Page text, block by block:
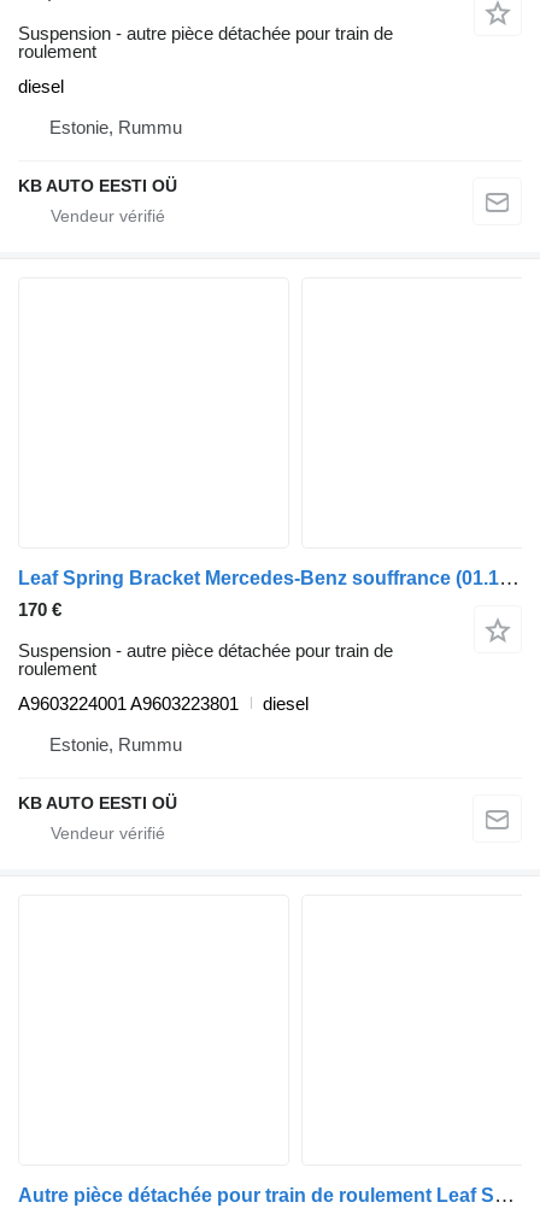
Suspension - autre pièce détachée pour train de
roulement
diesel
Estonie, Rummu
KB AUTO EESTI OÜ
Leaf Spring Bracket Mercedes-Benz souffrance (01.12-) A9603224001 pour camion Mercedes-Benz Actros MP4 Antos Arocs (2012-)
170 €
Suspension - autre pièce détachée pour train de
roulement
A9603224001 A9603223801
diesel
Estonie, Rummu
KB AUTO EESTI OÜ
Autre pièce détachée pour train de roulement Leaf Spring Bracket souffrance (01.12-) A9603223901 pour camion Mercedes-Benz Actros MP4 Antos Arocs (2012-)